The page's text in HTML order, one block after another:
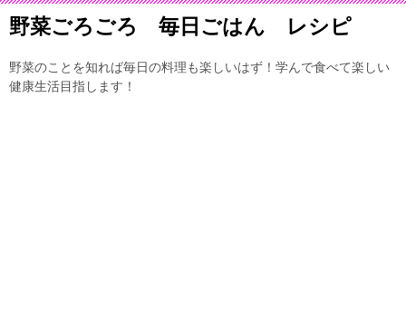
野菜ごろごろ 毎日ごはん レシピ
野菜のことを知れば毎日の料理も楽しいはず！学んで食べて楽しい
健康生活目指します！